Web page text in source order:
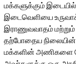
மக்களுக்கும் இடையில்
இடைவெளியை
இராணுவவாதம் மற்றும்
தற்போதைய நிலையின்
மக்களின் அணிகளை